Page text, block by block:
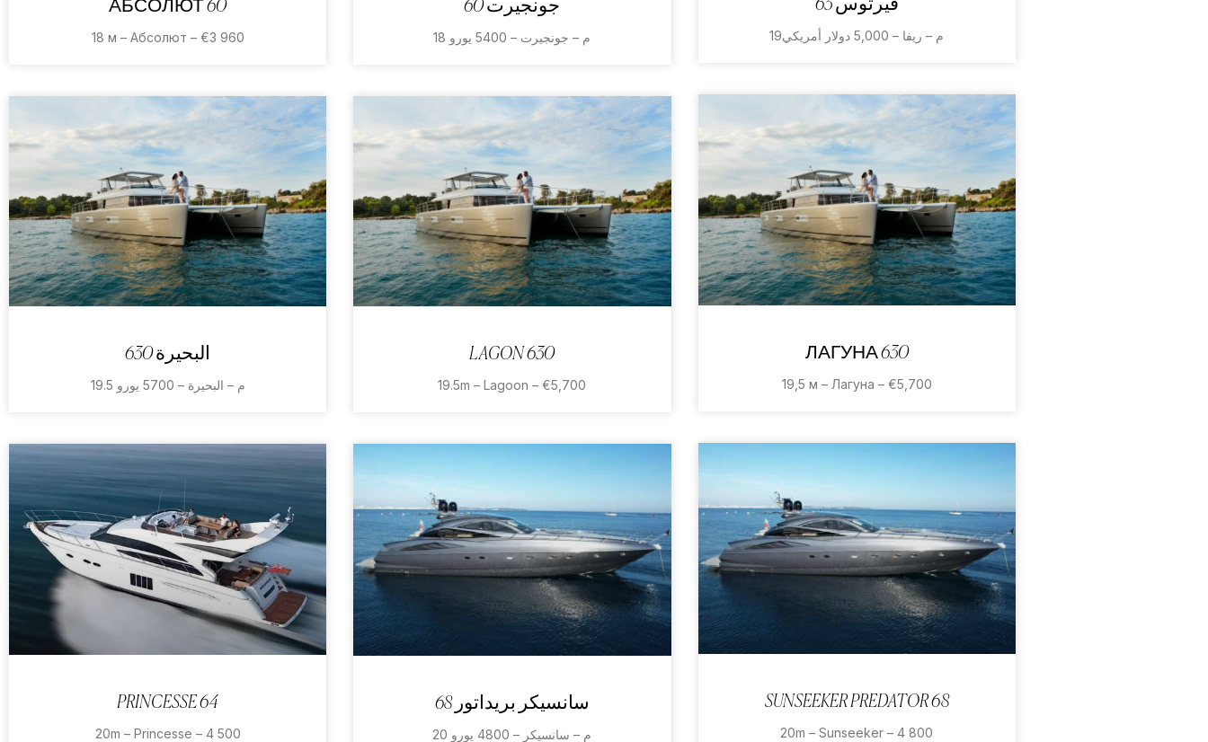
АБСОЛЮТ 60
18 м – Абсолют – €3 960
جونجيرت 60
18 م – جونجيرت – 5400 يورو
فيرتوس 63
19م – ريفا – 5,000 دولار أمريكي
البحيرة 630
19.5 م – البحيرة – 5700 يورو
LAGON 630
19.5m – Lagoon – €5,700
ЛАГУНА 630
19,5 м – Лагуна – €5,700
PRINCESSE 64
20m – Princesse – 4 500
سانسيكر بريداتور 68
20 م – سانسيكر – 4800 يورو
SUNSEEKER PREDATOR 68
20m – Sunseeker – 4 800